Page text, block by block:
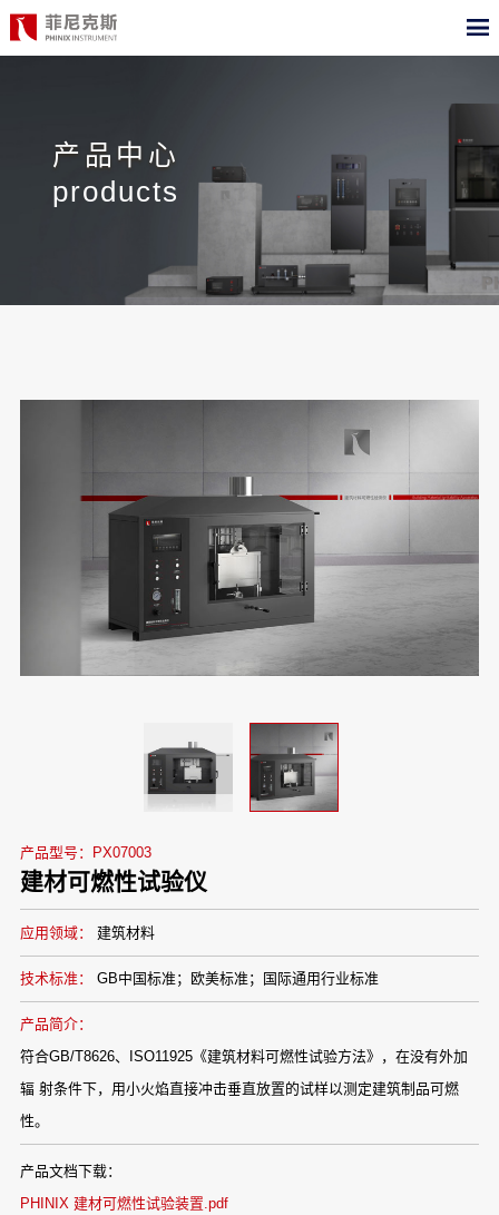
产品中心产品中心
products
产品型号：PX07003
建材可燃性试验仪
应用领域： 建筑材料
技术标准： GB中国标准；欧美标准；国际通用行业标准
产品简介：
符合GB/T8626、ISO11925《建筑材料可燃性试验方法》，在没有外加
辐 射条件下，用小火焰直接冲击垂直放置的试样以测定建筑制品可燃
性。
产品文档下载：
PHINIX 建材可燃性试验装置.pdf